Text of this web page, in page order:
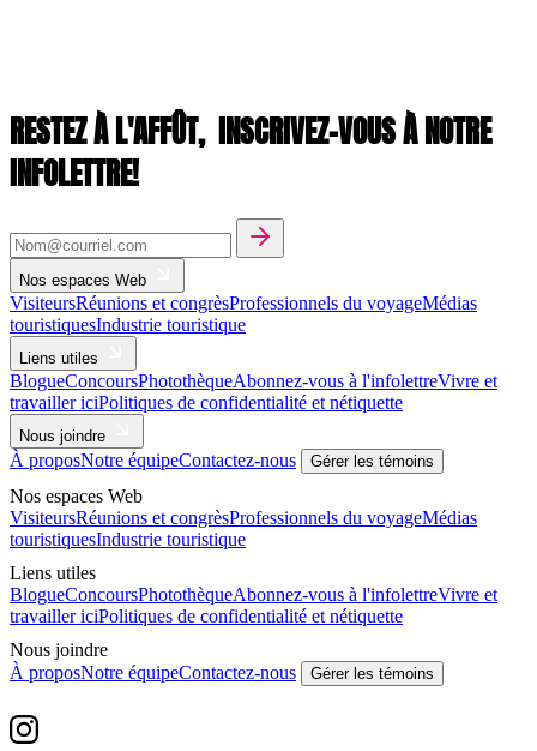
RESTEZ À L'AFFÛT, INSCRIVEZ-VOUS À NOTRE
INFOLETTRE!
Nos espaces Web
VisiteursRéunions et congrèsProfessionnels du voyageMédias
touristiquesIndustrie touristique
Liens utiles
BlogueConcoursPhotothèqueAbonnez-vous à l'infolettreVivre et
travailler iciPolitiques de confidentialité et nétiquette
Nous joindre
À proposNotre équipeContactez-nous Gérer les témoins
Nos espaces Web
VisiteursRéunions et congrèsProfessionnels du voyageMédias
touristiquesIndustrie touristique
Liens utiles
BlogueConcoursPhotothèqueAbonnez-vous à l'infolettreVivre et
travailler iciPolitiques de confidentialité et nétiquette
Nous joindre
À proposNotre équipeContactez-nous Gérer les témoins